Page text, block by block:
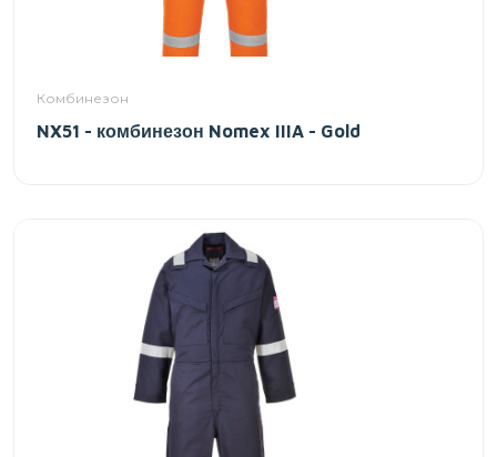
Комбинезон
NX51 - комбинезон Nomex IIIA - Gold